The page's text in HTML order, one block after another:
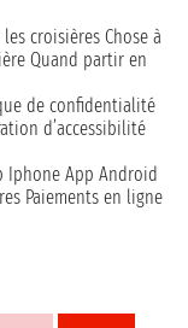
croisières Chose à
Quand partir en
de confidentialité
d’accessibilité
Iphone App Android
Paiements en ligne